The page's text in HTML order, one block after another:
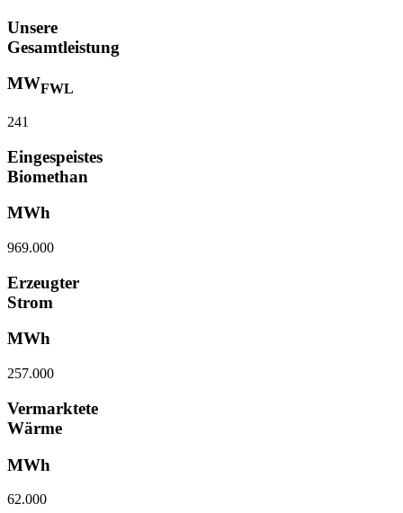
Unsere
Gesamtleistung
MWFWL
241
Eingespeistes
Biomethan
MWh
969.000
Erzeugter
Strom
MWh
257.000
Vermarktete
Wärme
MWh
62.000